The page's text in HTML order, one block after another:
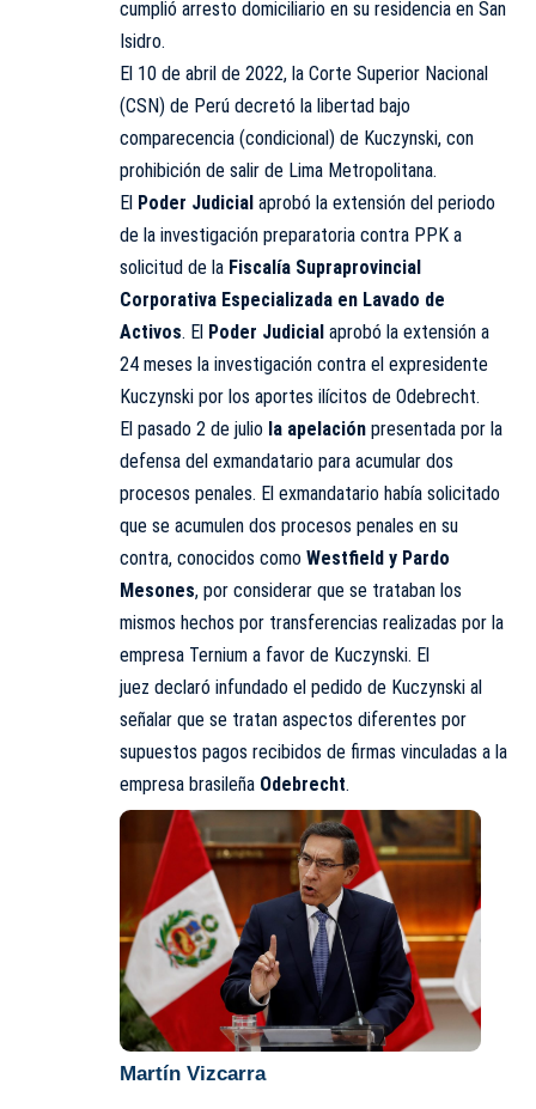
cumplió arresto domiciliario en su residencia en San
Isidro.
​El 10 de abril de 2022, la Corte Superior Nacional
(CSN) de Perú decretó la libertad bajo
comparecencia (condicional) de Kuczynski, con
prohibición de salir de Lima Metropolitana.
El Poder Judicial aprobó la extensión del periodo
de la investigación preparatoria contra PPK a
solicitud de la Fiscalía Supraprovincial
Corporativa Especializada en Lavado de
Activos. El Poder Judicial aprobó la extensión a
24 meses la investigación contra el expresidente
Kuczynski por los aportes ilícitos de Odebrecht.
El pasado 2 de julio la apelación presentada por la
defensa del exmandatario para acumular dos
procesos penales. El exmandatario había solicitado
que se acumulen dos procesos penales en su
contra, conocidos como Westfield y Pardo
Mesones, por considerar que se trataban los
mismos hechos por transferencias realizadas por la
empresa Ternium a favor de Kuczynski. El
juez declaró infundado el pedido de Kuczynski al
señalar que se tratan aspectos diferentes por
supuestos pagos recibidos de firmas vinculadas a la
empresa brasileña Odebrecht.
Martín Vizcarra